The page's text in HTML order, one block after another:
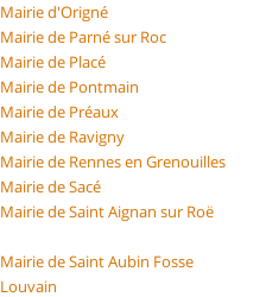
Mairie d'Origné
Mairie de Parné sur Roc
Mairie de Placé
Mairie de Pontmain
Mairie de Préaux
Mairie de Ravigny
Mairie de Rennes en Grenouilles
Mairie de Sacé
Mairie de Saint Aignan sur Roë
Mairie de Saint Aubin Fosse
Louvain